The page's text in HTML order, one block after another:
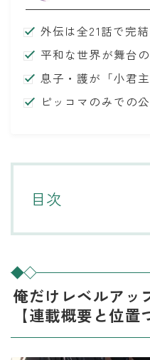
外伝は全21話で完
平和な世界が舞台
息子・護が「小君
ピッコマのみでの
目次
俺だけレベルアッ
【連載概要と位置